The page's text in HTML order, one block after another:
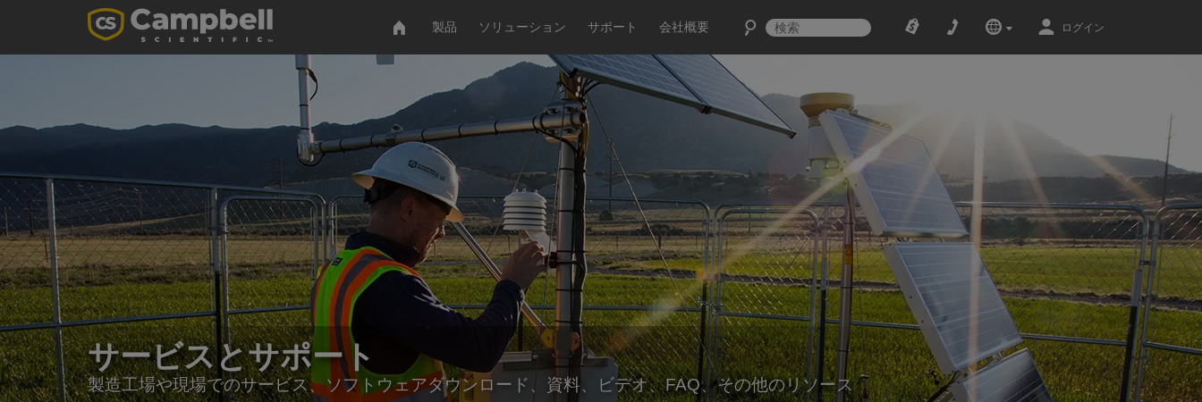
製品 ソリューション サポート 会社概要 ログイン
サービスとサポート
製造工場や現場でのサービス、ソフトウェアダウンロード、資料、ビデオ、FAQ、その他のリソース